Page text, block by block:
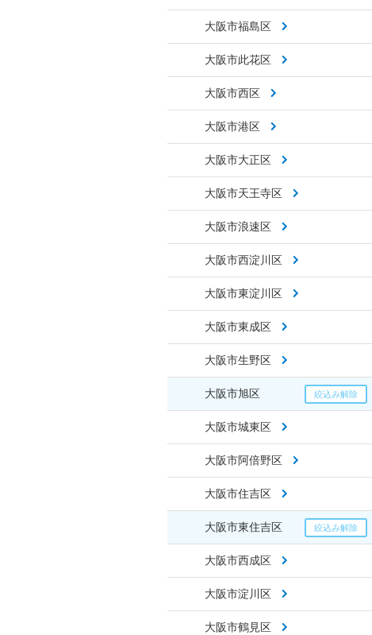
大阪市福島区
大阪市此花区
大阪市西区
大阪市港区
大阪市大正区
大阪市天王寺区
大阪市浪速区
大阪市西淀川区
大阪市東淀川区
大阪市東成区
大阪市生野区
大阪市旭区
大阪市城東区
大阪市阿倍野区
大阪市住吉区
大阪市東住吉区
大阪市西成区
大阪市淀川区
大阪市鶴見区